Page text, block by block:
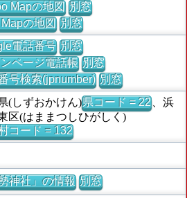
Mapの地図 別窓
の地図 別窓
電話番号 別窓
ページ電話帳 別窓
号検索(jpnumber) 別窓
(しずおかけん)県コード = 22、浜
区(はままつしひがしく)
コード = 132
神社」の情報 別窓